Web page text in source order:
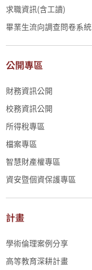
求職資訊(含工讀)
畢業生流向調查問卷系統
公開專區
財務資訊公開
校務資訊公開
所得稅專區
檔案專區
智慧財產權專區
資安暨個資保護專區
計畫
學術倫理案例分享
高等教育深耕計畫